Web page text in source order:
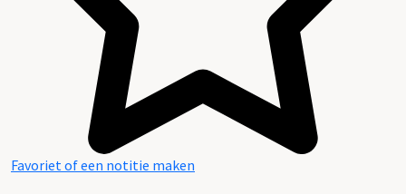
Favoriet of een notitie maken